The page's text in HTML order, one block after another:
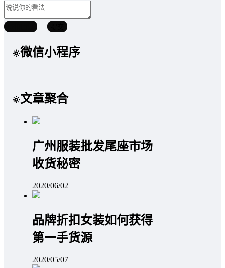
微信小程序
文章聚合
广州服装批发尾座市场
收货秘密
2020/06/02
品牌折扣女装如何获得
第一手货源
2020/05/07